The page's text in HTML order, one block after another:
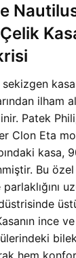
ilham
Patek
Clon Eta
kasa,
Bu özel
ince